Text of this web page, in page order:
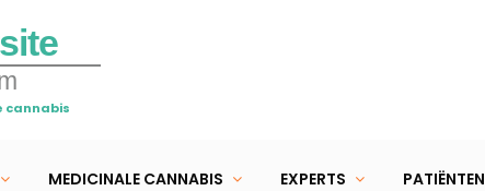
cannabis
MEDICINALE CANNABIS EXPERTS PATIËNTEN